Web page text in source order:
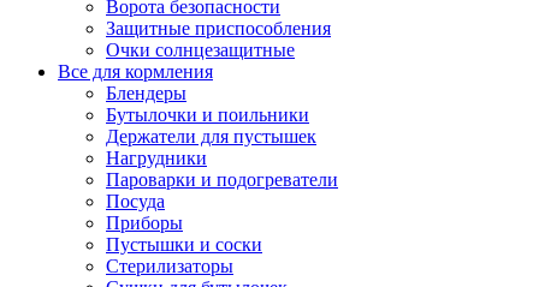
Ворота безопасности
Защитные приспособления
Очки солнцезащитные
Все для кормления
Блендеры
Бутылочки и поильники
Держатели для пустышек
Нагрудники
Пароварки и подогреватели
Посуда
Приборы
Пустышки и соски
Стерилизаторы